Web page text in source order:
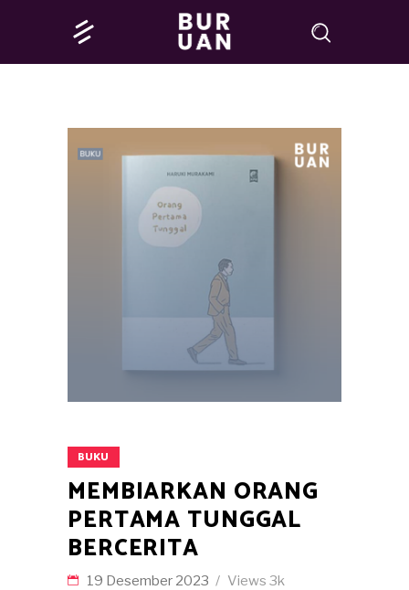
BUKU
MEMBIARKAN ORANG
PERTAMA TUNGGAL
BERCERITA
19 Desember 2023 Views 3k